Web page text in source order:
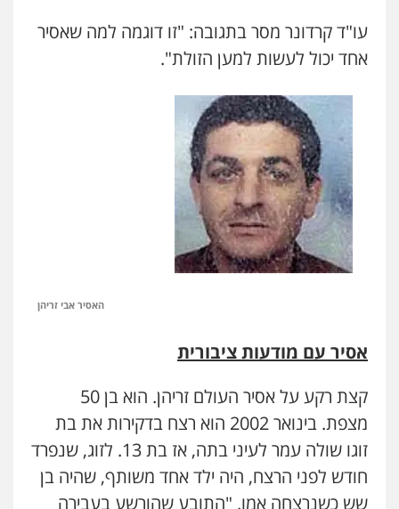
עו"ד קרדונר מסר בתגובה: "זו דוגמה למה שאסיר
אחד יכול לעשות למען הזולת".
האסיר אבי זריהן
אסיר עם מודעות ציבורית
קצת רקע על אסיר העולם זריהן. הוא בן 50
מצפת. בינואר 2002 הוא רצח בדקירות את בת
זוגו שולה עמר לעיני בתה, אז בת 13. לזוג, שנפרד
חודש לפני הרצח, היה ילד אחד משותף, שהיה בן
שש כשנרצחה אמו. "התובע שהורשע בעבירה